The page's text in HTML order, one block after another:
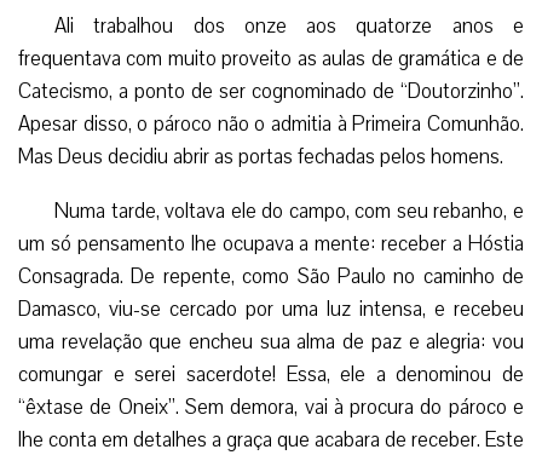
Ali trabalhou dos onze aos quatorze anos e
frequentava com muito proveito as aulas de gramática e de
Catecismo, a ponto de ser cognominado de “Doutorzinho”.
Apesar disso, o pároco não o admitia à Primeira Comunhão.
Mas Deus decidiu abrir as portas fechadas pelos homens.
Numa tarde, voltava ele do campo, com seu rebanho, e
um só pensamento lhe ocupava a mente: receber a Hóstia
Consagrada. De repente, como São Paulo no caminho de
Damasco, viu-se cercado por uma luz intensa, e recebeu
uma revelação que encheu sua alma de paz e alegria: vou
comungar e serei sacerdote! Essa, ele a denominou de
“êxtase de Oneix”. Sem demora, vai à procura do pároco e
lhe conta em detalhes a graça que acabara de receber. Este